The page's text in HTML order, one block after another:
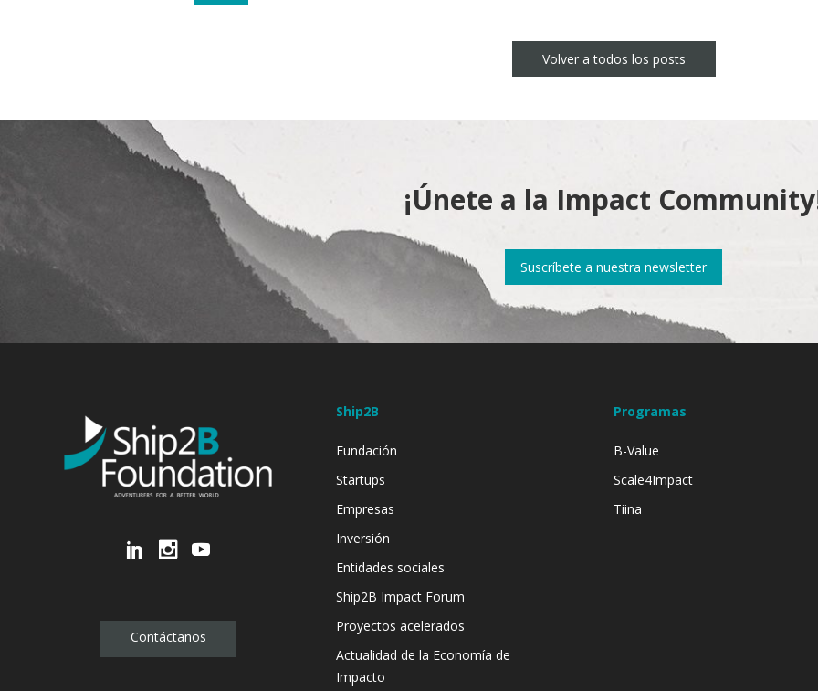
Volver a todos los posts
¡Únete a la Impact
Suscríbete a nuestra newsletter
Contáctanos
Ship2B
Fundación
Startups
Empresas
Inversión
Entidades sociales
Ship2B Impact Forum
Proyectos acelerados
Actualidad de la Economía de
Impacto
Programas
B-Value
Scale4Impact
Tiina